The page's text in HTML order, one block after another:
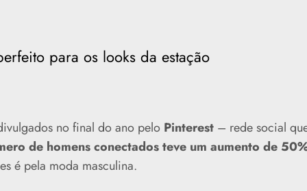
para os looks da estação
no final do ano peloPinterest– rede social
de homens conectados teve um aumento de
é pela moda masculina.